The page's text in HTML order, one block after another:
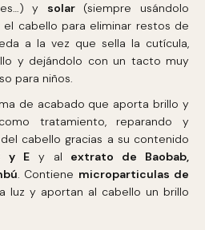
y solar(siempre usándolo
el cabello para eliminar restos de
a la vez que sella la cutícula,
y dejándolo con un tacto muy
para niños.
de acabado que aporta brillo y
tratamiento, reparando y
cabello gracias a su contenido
y E y al extrato de Baobab,
. Contiene microparticulas de
luz y aportan al cabello un brillo